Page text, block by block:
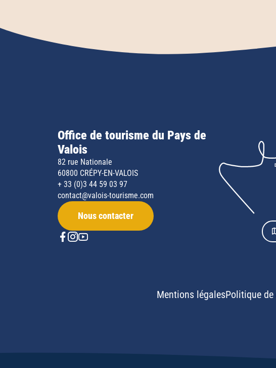
Office de tourisme du Pays de
Valois
82 rue Nationale
60800 CRÉPY-EN-VALOIS
+ 33 (0)3 44 59 03 97
contact@valois-tourisme.com
Nous contacter
Mentions légalesPolitique